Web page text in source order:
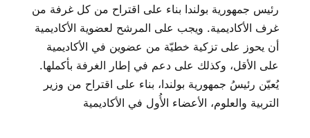
رئيس جمهورية بولندا بناء على اقتراح من كل غرفة من
غرف الأكاديمية. ويجب على المرشح لعضوية الأكاديمية
أن يحوز على تزكية خطيّة من عضوين في الأكاديمية
على الأقل، وكذلك على دعم في إطار الغرفة بأكملها.
يُعيّن رئيسُ جمهورية بولندا، بناء على اقتراح من وزير
التربية والعلوم، الأعضاء الأُول في الأكاديمية